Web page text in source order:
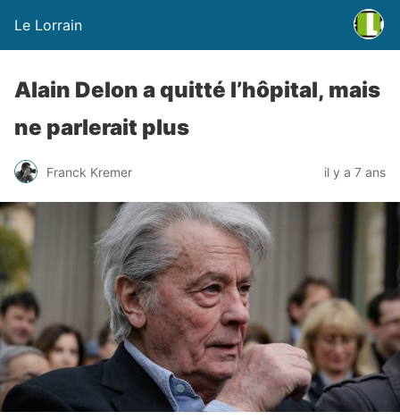
Le Lorrain
Alain Delon a quitté l’hôpital, mais
ne parlerait plus
Franck Kremer il y a 7 ans